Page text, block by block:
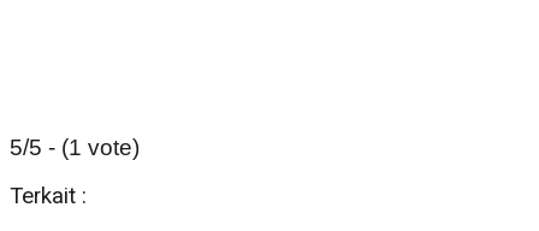
5/5 - (1 vote)
Terkait :